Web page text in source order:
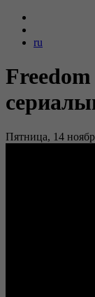
ru
Пятница, 14